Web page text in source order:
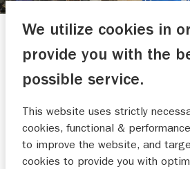
MODEL MOTOR*
We utilize cookies in
provide you with the
possible service.
This website uses strictly
cookies, functional &
to improve the website, and
cookies to provide you with